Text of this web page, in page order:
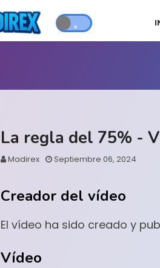
La regla del 75% -
Madirex Septiembre 06, 2024
Creador del vídeo
El vídeo ha sido creado y
Vídeo